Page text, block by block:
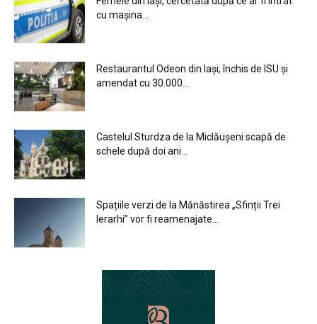
cu mașina...
Restaurantul Odeon din Iași, închis de ISU și
amendat cu 30.000...
Castelul Sturdza de la Miclăușeni scapă de
schele după doi ani...
Spațiile verzi de la Mănăstirea „Sfinții Trei
Ierarhi” vor fi reamenajate...